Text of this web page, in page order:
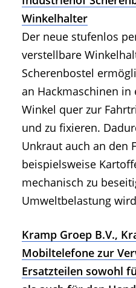
Winkelhalter
Der neue stufenlos
verstellbare
Scherenbostel
an Hackmaschinen
Winkel quer zur
und zu fixieren.
Unkraut auch an den
beispielsweise
mechanisch zu
Umweltbelastung
Kramp Groep B.V.,
Mobiltelefone zur
Ersatzteilen sowohl